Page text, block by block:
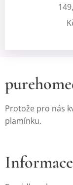
Protože pro nás
plamínku.
Informace